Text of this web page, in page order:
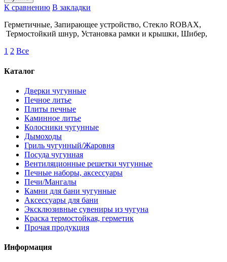
К сравнению В закладки
Герметичные, Запирающее устройство, Стекло ROBAX,
Термостойкий шнур, Установка рамки и крышки, Шибер,
1 2 Все
Каталог
Дверки чугунные
Печное литье
Плиты печные
Каминное литье
Колосники чугунные
Дымоходы
Гриль чугунный/Жаровня
Посуда чугунная
Вентиляционные решетки чугунные
Печные наборы, аксессуары
Печи/Мангалы
Камни для бани чугунные
Аксессуары для бани
Эксклюзивные сувениры из чугуна
Краска термостойкая, герметик
Прочая продукция
Информация